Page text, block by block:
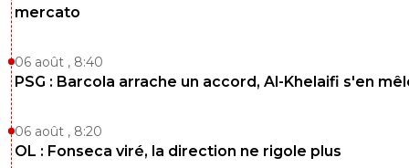
mercato
06 août , 8:40
PSG : Barcola arrache un accord, Al-Khelaifi s'en
06 août , 8:20
OL : Fonseca viré, la direction ne rigole plus